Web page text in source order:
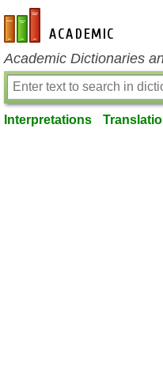
en-academic.com
Academic Dictionaries
Interpretations